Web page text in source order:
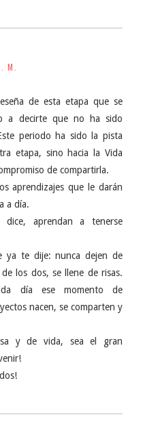
de esta etapa que se
a decirte que no ha sido
periodo ha sido la pista
etapa, sino hacia la Vida
de compartirla.
aprendizajes que le darán
a día.
aprendan a tenerse
ya te dije: nunca dejen de
los dos, se llene de risas.
día ese momento de
nacen, se comparten y
y de vida, sea el gran